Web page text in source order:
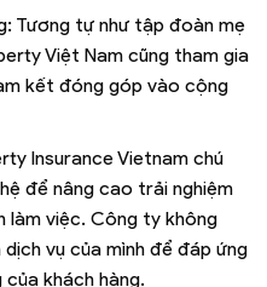
Tương tự như tập đoàn mẹ
Việt Nam cũng tham gia
kết đóng góp vào cộng
Insurance Vietnam chú
để nâng cao trải nghiệm
làm việc. Công ty không
vụ của mình để đáp ứng
khách hàng.